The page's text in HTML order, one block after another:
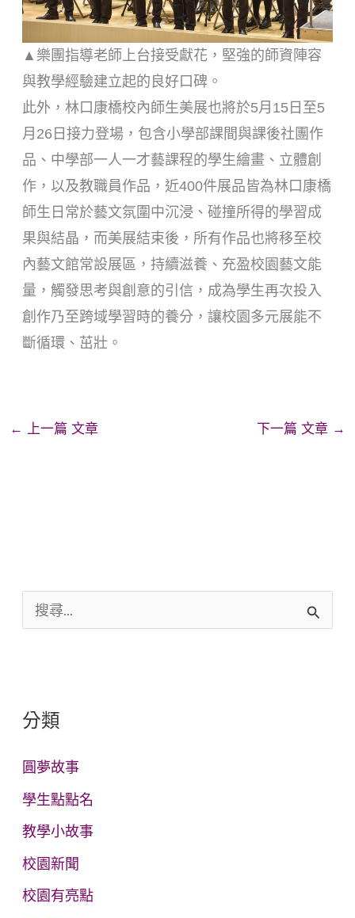
▲樂團指導老師上台接受獻花，堅強的師資陣容
與教學經驗建立起的良好口碑。
此外，林口康橋校內師生美展也將於5月15日至5
月26日接力登場，包含小學部課間與課後社團作
品、中學部一人一才藝課程的學生繪畫、立體創
作，以及教職員作品，近400件展品皆為林口康橋
師生日常於藝文氛圍中沉浸、碰撞所得的學習成
果與結晶，而美展結束後，所有作品也將移至校
內藝文館常設展區，持續滋養、充盈校園藝文能
量，觸發思考與創意的引信，成為學生再次投入
創作乃至跨域學習時的養分，讓校園多元展能不
斷循環、茁壯。
← 上一篇 文章 下一篇 文章 →
字
:
分類
圓夢故事
學生點點名
教學小故事
校園新聞
校園有亮點